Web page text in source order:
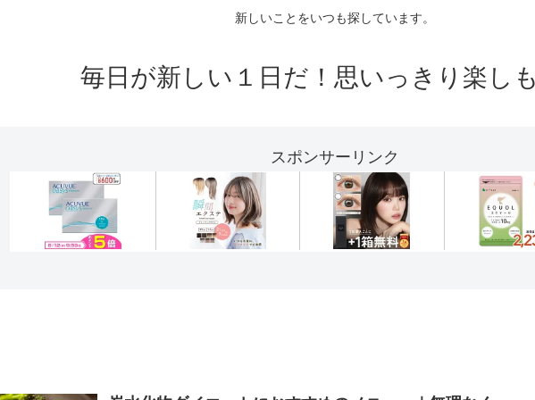
新しいことをいつも探しています。
毎日が新しい１日だ！思いっきり楽し
スポンサーリンク